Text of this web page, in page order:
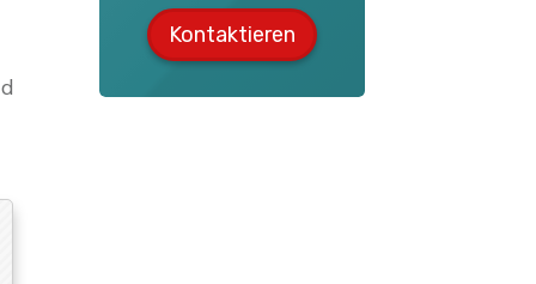
Kontaktieren